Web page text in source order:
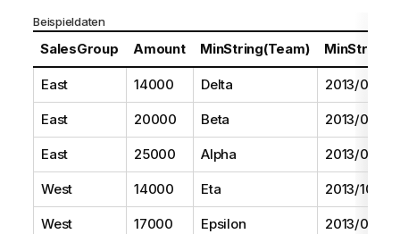
Beispieldaten
SalesGroup Amount MinString(Team)
East 14000 Delta 2013/08/01
East 20000 Beta 2013/05/01
East 25000 Alpha 2013/07/01
West 14000 Eta 2013/10/01
West 17000 Epsilon 2013/09/01